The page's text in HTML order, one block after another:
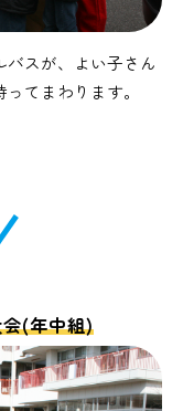
スが、よい子さん
てまわります。
(年中組)